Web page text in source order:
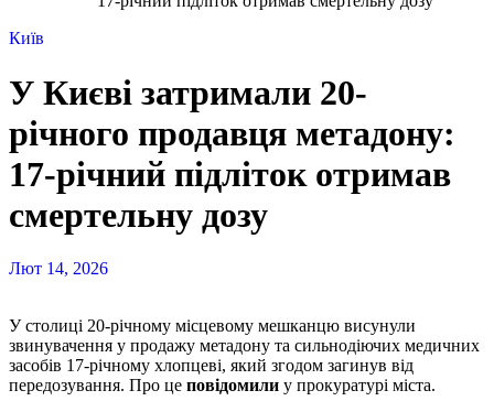
Київ
У Києві затримали 20-
річного продавця метадону:
17-річний підліток отримав
смертельну дозу
Лют 14, 2026
У столиці 20-річному місцевому мешканцю висунули
звинувачення у продажу метадону та сильнодіючих медичних
засобів 17-річному хлопцеві, який згодом загинув від
передозування. Про це повідомили у прокуратурі міста.